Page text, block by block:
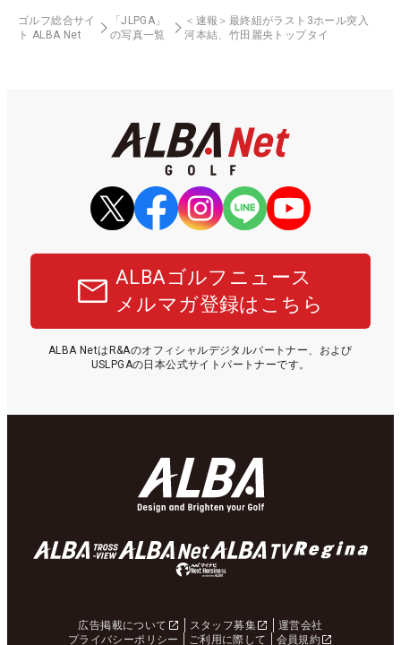
ゴルフ総合サイ
ト ALBA Net
「JLPGA」
の写真一覧
＜速報＞最終組がラスト3ホール突入
河本結、竹田麗央トップタイ
ALBAゴルフニュース
メルマガ登録はこちら
ALBA NetはR&Aのオフィシャルデジタルパートナー、および
USLPGAの日本公式サイトパートナーです。
広告掲載について スタッフ募集
運営会社
プライバシーポリシー
ご利用に際して 会員規約